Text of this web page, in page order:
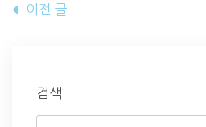
글이전 글
검색